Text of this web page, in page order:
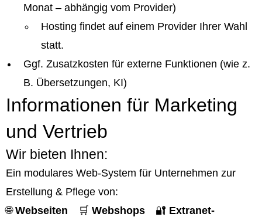
Monat – abhängig vom Provider)
Hosting findet auf einem Provider Ihrer Wahl
statt.
Ggf. Zusatzkosten für externe Funktionen (wie z.
B. Übersetzungen, KI)
Informationen für Marketing
und Vertrieb
Wir bieten Ihnen:
Ein modulares Web-System für Unternehmen zur
Erstellung & Pflege von:
🌐Webseiten 🛒 Webshops 🔐 Extranet-